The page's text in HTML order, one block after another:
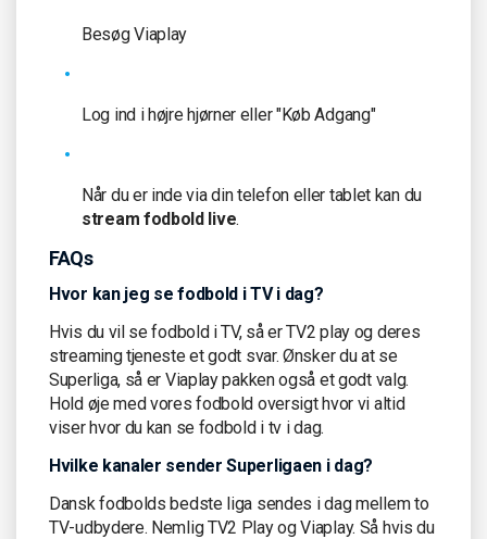
Besøg Viaplay
Log ind i højre hjørner eller "Køb Adgang"
Når du er inde via din telefon eller tablet kan du
stream fodbold live.
FAQs
Hvor kan jeg se fodbold i TV i dag?
Hvis du vil se fodbold i TV, så er TV2 play og deres
streaming tjeneste et godt svar. Ønsker du at se
Superliga, så er Viaplay pakken også et godt valg.
Hold øje med vores fodbold oversigt hvor vi altid
viser hvor du kan se fodbold i tv i dag.
Hvilke kanaler sender Superligaen i dag?
Dansk fodbolds bedste liga sendes i dag mellem to
TV-udbydere. Nemlig TV2 Play og Viaplay. Så hvis du